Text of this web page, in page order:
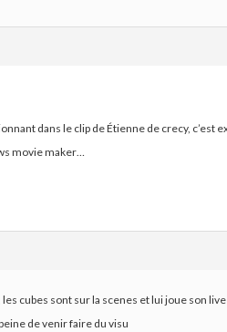
dans le clip de Étienne de crecy,
movie maker…
les cubes sont sur la scenes et lui joue son
de venir faire du visu